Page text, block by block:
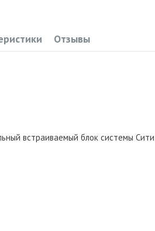
Отзывы
встраиваемый блок системы